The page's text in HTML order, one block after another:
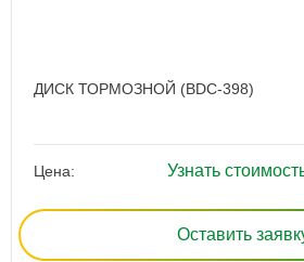
ДИСК ТОРМОЗНОЙ (BDC-398)
Цена: Узнать
Оставить